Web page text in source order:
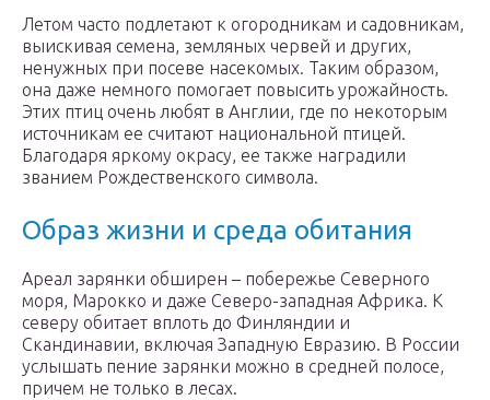
Летом часто подлетают к огородникам и садовникам,
выискивая семена, земляных червей и других,
ненужных при посеве насекомых. Таким образом,
она даже немного помогает повысить урожайность.
Этих птиц очень любят в Англии, где по некоторым
источникам ее считают национальной птицей.
Благодаря яркому окрасу, ее также наградили
званием Рождественского символа.
Образ жизни и среда обитания
Ареал зарянки обширен – побережье Северного
моря, Марокко и даже Северо-западная Африка. К
северу обитает вплоть до Финляндии и
Скандинавии, включая Западную Евразию. В России
услышать пение зарянки можно в средней полосе,
причем не только в лесах.